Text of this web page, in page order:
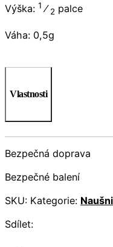
Výška: 1⁄2 palce
Váha: 0,5g
Vlastnosti
Bezpečná doprava
Bezpečné balení
SKU: Kategorie:
Sdílet: